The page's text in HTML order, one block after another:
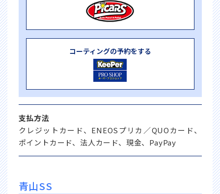
コーティングの予約をする
支払方法
クレジットカード、ENEOSプリカ／QUOカード、
ポイントカード、法人カード、現金、PayPay
青山SS